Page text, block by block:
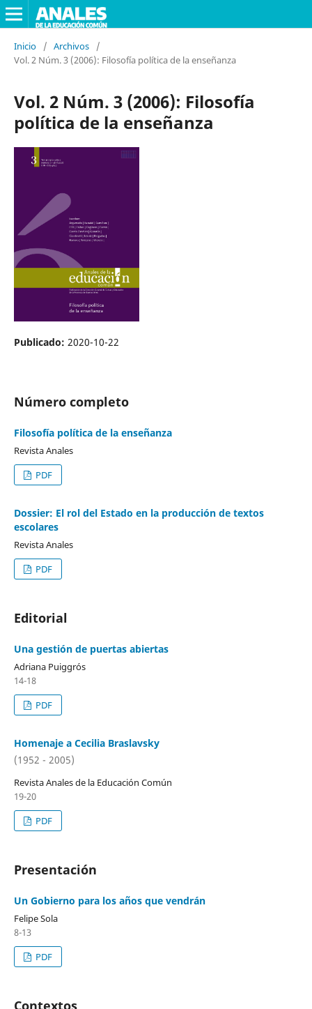
Inicio / Archivos
/
Vol. 2 Núm. 3 (2006): Filosofía política de la enseñanza
Vol. 2 Núm. 3 (2006): Filosofía
política de la enseñanza
Publicado: 2020-10-22
Número completo
Filosofía política de la enseñanza
Revista Anales
PDF
Dossier: El rol del Estado en la producción de textos
escolares
Revista Anales
PDF
Editorial
Una gestión de puertas abiertas
Adriana Puiggrós
14-18
PDF
Homenaje a Cecilia Braslavsky
(1952 - 2005)
Revista Anales de la Educación Común
19-20
PDF
Presentación
Un Gobierno para los años que vendrán
Felipe Sola
8-13
PDF
Contextos